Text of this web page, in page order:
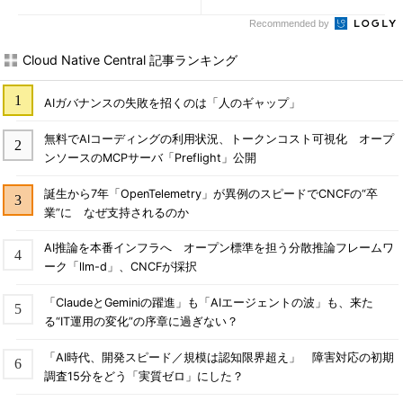
Recommended by
Cloud Native Central 記事ランキング
AIガバナンスの失敗を招くのは「人のギャップ」
無料でAIコーディングの利用状況、トークンコスト可視化 オープ
ンソースのMCPサーバ「Preflight」公開
誕生から7年「OpenTelemetry」が異例のスピードでCNCFの“卒
業”に なぜ支持されるのか
AI推論を本番インフラへ オープン標準を担う分散推論フレームワ
ーク「llm-d」、CNCFが採択
「ClaudeとGeminiの躍進」も「AIエージェントの波」も、来た
る“IT運用の変化”の序章に過ぎない？
「AI時代、開発スピード／規模は認知限界超え」 障害対応の初期
調査15分をどう「実質ゼロ」にした？